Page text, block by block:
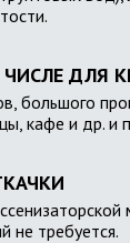
ДЛЯ
большого
кафе и др. и
не требуется.